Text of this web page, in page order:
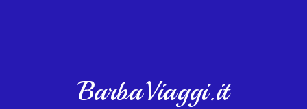
BarbaViaggi.it